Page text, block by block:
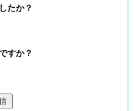
たか？
すか？